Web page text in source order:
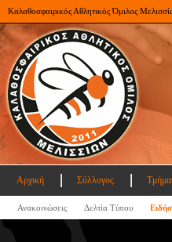
Καλαθοσφαιρικός Αθλητικός Όμιλος
Αρχική Σύλλογος
Ανακοινώσεις Δελτία Τύπου